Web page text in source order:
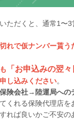
ただくと、通常1〜3
れで仮ナンバー貰う
「お申込みの翌
し込みください。
険会社→陸運局への
くれる保険代理店を
れば良いかご不安